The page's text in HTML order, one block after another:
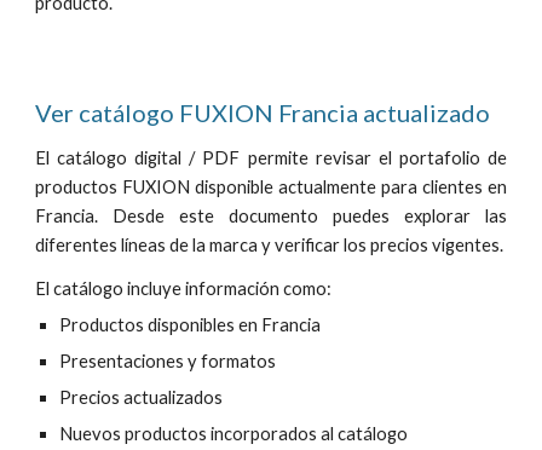
Ver catálogo FUXION Francia actualizado
El catálogo digital / PDF permite revisar el portafolio de
productos FUXION disponible actualmente para clientes en
Francia. Desde este documento puedes explorar las
diferentes líneas de la marca y verificar los precios vigentes.
El catálogo incluye información como:
Productos disponibles en Francia
Presentaciones y formatos
Precios actualizados
Nuevos productos incorporados al catálogo